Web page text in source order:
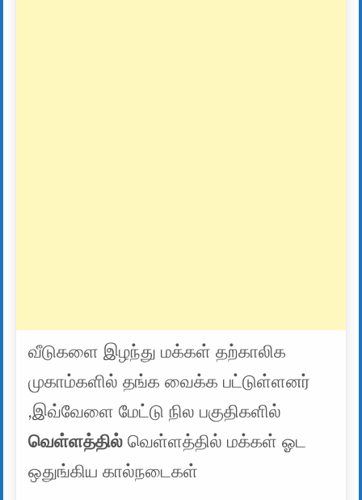
வீடுகளை இழந்து மக்கள் தற்காலிக
முகாம்களில் தங்க வைக்க பட்டுள்ளனர்
,இவ்வேளை மேட்டு நில பகுதிகளில்
வெள்ளத்தில் வெள்ளத்தில் மக்கள் ஓட
ஒதுங்கிய கால்நடைகள்